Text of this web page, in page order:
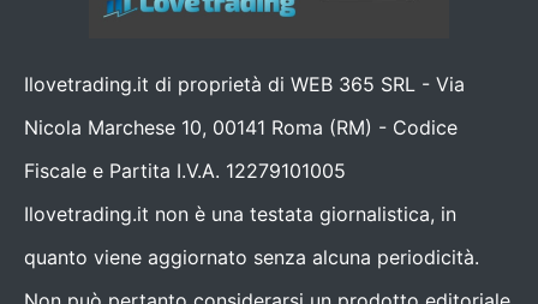
Ilovetrading.it di proprietà di WEB 365 SRL - Via
Nicola Marchese 10, 00141 Roma (RM) - Codice
Fiscale e Partita I.V.A. 12279101005
Ilovetrading.it non è una testata giornalistica, in
quanto viene aggiornato senza alcuna periodicità.